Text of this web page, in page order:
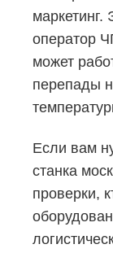
маркетинг.
оператор
может
перепады
Если вам
станка
проверки,